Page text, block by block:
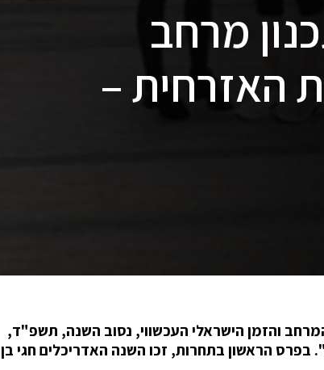
מרחב
האזרחית –
והזמן הישראלי העכשווי, נסוב השנה, תשפ"ד,
הראשון בתחרות, זכו השנה האדריכלים חגי בן